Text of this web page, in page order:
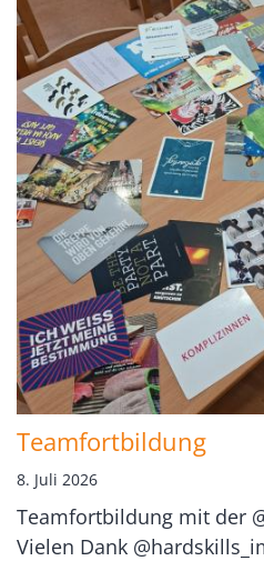
Teamfortbildung
8. Juli 2026
Teamfortbildung mit der
Vielen Dank